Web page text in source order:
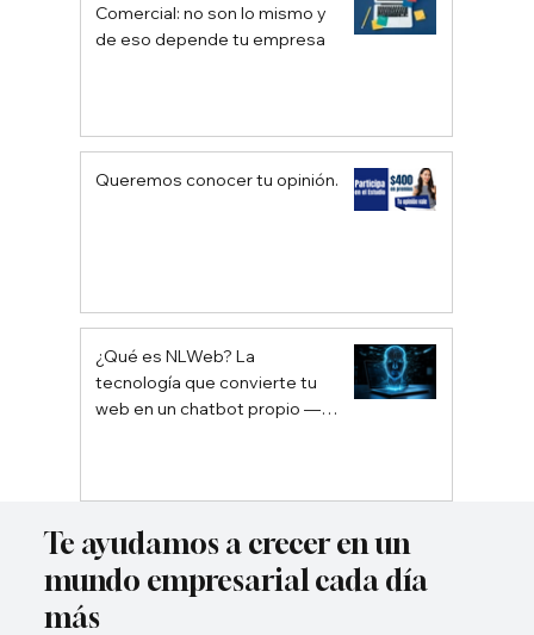
Comercial: no son lo mismo y
de eso depende tu empresa
Queremos conocer tu opinión.
¿Qué es NLWeb? La
tecnología que convierte tu
web en un chatbot propio —
Te ayudamos a crecer en un
mundo empresarial cada día
más